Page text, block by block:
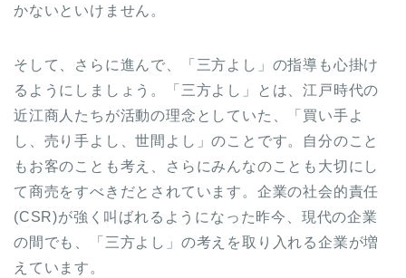
かないといけません。
そして、さらに進んで、「三方よし」の指導も心掛け
るようにしましょう。「三方よし」とは、江戸時代の
近江商人たちが活動の理念としていた、「買い手よ
し、売り手よし、世間よし」のことです。自分のこと
もお客のことも考え、さらにみんなのことも大切にし
て商売をすべきだとされています。企業の社会的責任
(CSR)が強く叫ばれるようになった昨今、現代の企業
の間でも、「三方よし」の考えを取り入れる企業が増
えています。